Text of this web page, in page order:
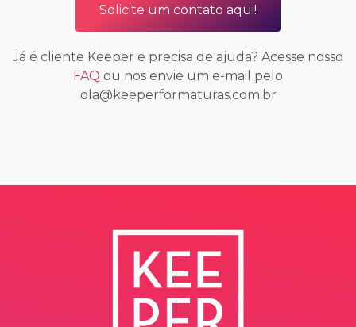
Solicite um contato aqui!
Já é cliente Keeper e precisa de ajuda? Acesse nosso
FAQ ou nos envie um e-mail pelo
ola@keeperformaturas.com.br